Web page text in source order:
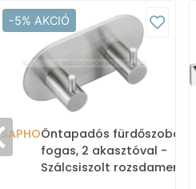
-5% AKCIÓ
SAPHOÖntapadós fürdőszobai
fogas, 2 akasztóval -
Szálcsiszolt rozsdamentes